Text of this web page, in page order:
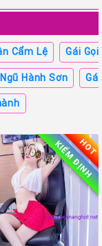
Cẩm Lệ Gái
Hành Sơn
HOT
KIỂM ĐỊNH